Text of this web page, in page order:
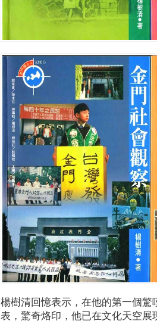
楊樹清回憶表示，在他的第一個驚
表，驚奇烙印，他已在文化天空